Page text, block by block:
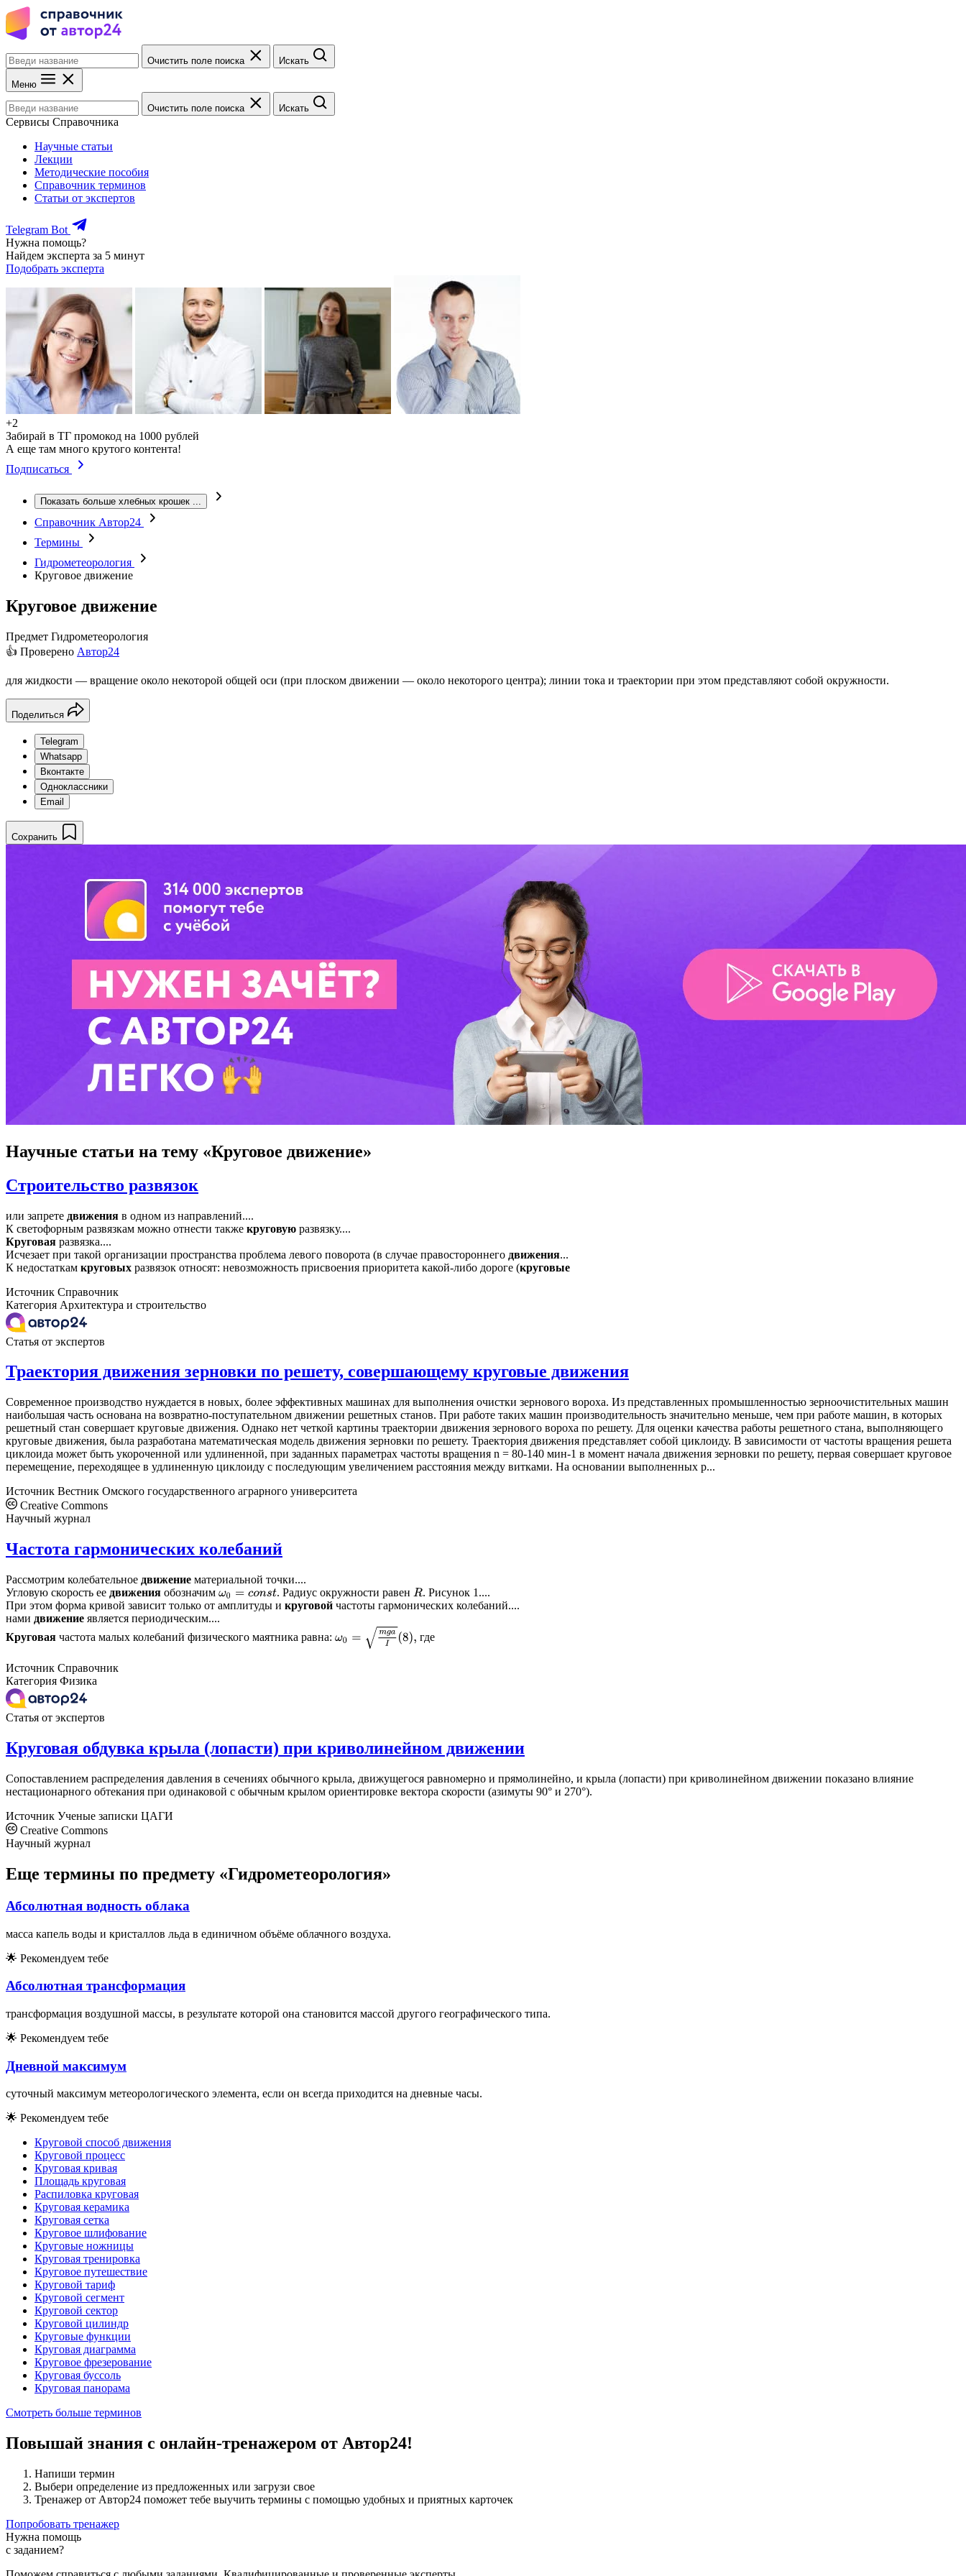
Очистить поле поиска Искать
Меню
Очистить поле поиска Искать
Сервисы Справочника
Научные статьи
Лекции
Методические пособия
Справочник терминов
Статьи от экспертов
Telegram Bot
Нужна помощь?
Найдем эксперта за 5 минут
Подобрать эксперта
+2
Забирай в ТГ промокод на 1000 рублей
А еще там много крутого контента!
Подписаться
Показать больше хлебных крошек ...
Справочник Автор24
Термины
Гидрометеорология
Круговое движение
Круговое движение
Предмет Гидрометеорология
👍 Проверено Автор24
для жидкости — вращение около некоторой общей оси (при плоском движении — около некоторого центра); линии тока и траектории при этом представляют собой окружности.
Поделиться
Telegram
Whatsapp
Вконтакте
Одноклассники
Email
Сохранить
Научные статьи на тему «Круговое движение»
Строительство развязок
или запрете движения в одном из направлений....
К светофорным развязкам можно отнести также круговую развязку....
Круговая развязка....
Исчезает при такой организации пространства проблема левого поворота (в случае правостороннего движения...
К недостаткам круговых развязок относят: невозможность присвоения приоритета какой-либо дороге (круговые
Источник Справочник
Категория Архитектура и строительство
Статья от экспертов
Траектория движения зерновки по решету, совершающему круговые движения
Современное производство нуждается в новых, более эффективных машинах для выполнения очистки зернового вороха. Из представленных промышленностью зерноочистительных машин
наибольшая часть основана на возвратно-поступательном движении решетных станов. При работе таких машин производительность значительно меньше, чем при работе машин, в которых
решетный стан совершает круговые движения. Однако нет четкой картины траектории движения зернового вороха по решету. Для оценки качества работы решетного стана, выполняющего
круговые движения, была разработана математическая модель движения зерновки по решету. Траектория движения представляет собой циклоиду. В зависимости от частоты вращения решета
циклоида может быть укороченной или удлиненной, при заданных параметрах частоты вращения n = 80-140 мин-1 в момент начала движения зерновки по решету, первая совершает круговое
перемещение, переходящее в удлиненную циклоиду с последующим увеличением расстояния между витками. На основании выполненных р...
Источник Вестник Омского государственного аграрного университета
Creative Commons
Научный журнал
Частота гармонических колебаний
Рассмотрим колебательное движение материальной точки....
Угловую скорость ее движения обозначим ω0 =const . Радиус окружности равен R. Рисунок 1....
При этом форма кривой зависит только от амплитуды и круговой частоты гармонических колебаний....
нами движение является периодическим....
Круговая частота малых колебаний физического маятника равна: aI(8), где
Источник Справочник
Категория Физика
Статья от экспертов
Круговая обдувка крыла (лопасти) при криволинейном движении
Сопоставлением распределения давления в сечениях обычного крыла, движущегося равномерно и прямолинейно, и крыла (лопасти) при криволинейном движении показано влияние
нестационарного обтекания при одинаковой с обычным крылом ориентировке вектора скорости (азимуты 90° и 270°).
Источник Ученые записки ЦАГИ
Creative Commons
Научный журнал
Еще термины по предмету «Гидрометеорология»
Абсолютная водность облака
масса капель воды и кристаллов льда в единичном объёме облачного воздуха.
🌟 Рекомендуем тебе
Абсолютная трансформация
трансформация воздушной массы, в результате которой она становится массой другого географического типа.
🌟 Рекомендуем тебе
Дневной максимум
суточный максимум метеорологического элемента, если он всегда приходится на дневные часы.
🌟 Рекомендуем тебе
Круговой способ движения
Круговой процесс
Круговая кривая
Площадь круговая
Распиловка круговая
Круговая керамика
Круговая сетка
Круговое шлифование
Круговые ножницы
Круговая тренировка
Круговое путешествие
Круговой тариф
Круговой сегмент
Круговой сектор
Круговой цилиндр
Круговые функции
Круговая диаграмма
Круговое фрезерование
Круговая буссоль
Круговая панорама
Смотреть больше терминов
Повышай знания с онлайн-тренажером от Автор24!
Напиши термин
Выбери определение из предложенных или загрузи свое
Тренажер от Автор24 поможет тебе выучить термины с помощью удобных и приятных карточек
Попробовать тренажер
Нужна помощь
с заданием?